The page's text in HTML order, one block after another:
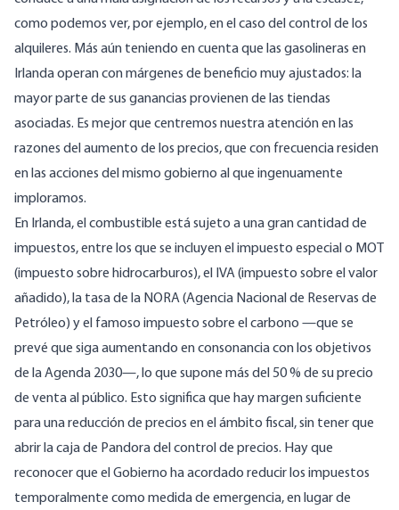
como podemos ver, por ejemplo, en el caso del control de los
alquileres. Más aún teniendo en cuenta que las gasolineras en
Irlanda operan con márgenes de beneficio muy ajustados: la
mayor parte de sus ganancias provienen de las tiendas
asociadas. Es mejor que centremos nuestra atención en las
razones del aumento de los precios, que con frecuencia residen
en las acciones del mismo gobierno al que ingenuamente
imploramos.
En Irlanda, el combustible está sujeto a una gran cantidad de
impuestos, entre los que se incluyen el impuesto especial o MOT
(impuesto sobre hidrocarburos), el IVA (impuesto sobre el valor
añadido), la tasa de la NORA (Agencia Nacional de Reservas de
Petróleo) y el famoso impuesto sobre el carbono —que se
prevé que siga aumentando en consonancia con los objetivos
de la Agenda 2030—, lo que supone más del 50 % de su precio
de venta al público. Esto significa que hay margen suficiente
para una reducción de precios en el ámbito fiscal, sin tener que
abrir la caja de Pandora del control de precios. Hay que
reconocer que el Gobierno ha acordado reducir los impuestos
temporalmente como medida de emergencia, en lugar de